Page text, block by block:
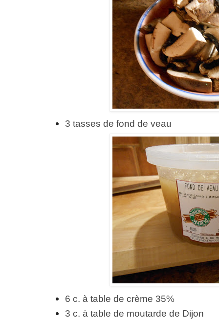
3 tasses de fond de veau
6 c. à table de crème 35%
3 c. à table de moutarde de Dijon